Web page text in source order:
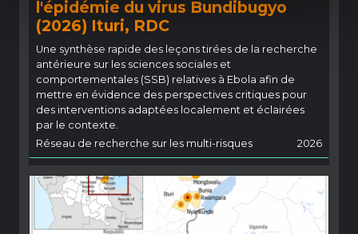
l'épidémie du virus Bundibugyo
(2026) Ituri, RDC
Une synthèse rapide des leçons tirées de la recherche
antérieure sur les sciences sociales et
comportementales (SSB) relatives à Ebola afin de
mettre en évidence des perspectives critiques pour
des interventions adaptées localement et éclairées
par le contexte.
Réseau de recherche sur les multi-risques
2026